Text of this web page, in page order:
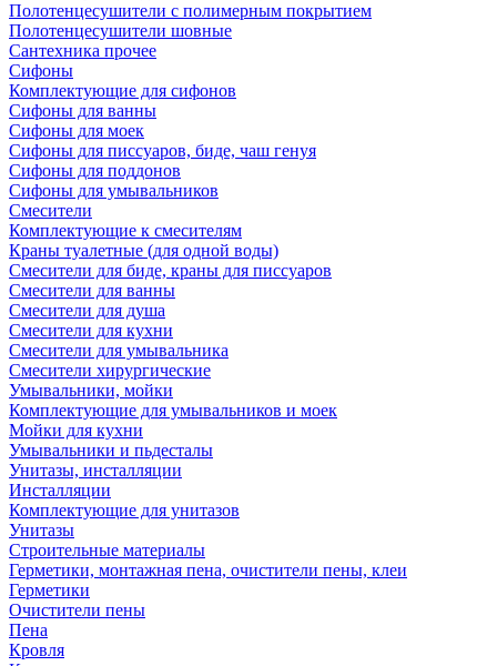
Полотенцесушители с полимерным покрытием
Полотенцесушители шовные
Сантехника прочее
Сифоны
Комплектующие для сифонов
Сифоны для ванны
Сифоны для моек
Сифоны для писсуаров, биде, чаш генуя
Сифоны для поддонов
Сифоны для умывальников
Смесители
Комплектующие к смесителям
Краны туалетные (для одной воды)
Смесители для биде, краны для писсуаров
Смесители для ванны
Смесители для душа
Смесители для кухни
Смесители для умывальника
Смесители хирургические
Умывальники, мойки
Комплектующие для умывальников и моек
Мойки для кухни
Умывальники и пьдесталы
Унитазы, инсталляции
Инсталляции
Комплектующие для унитазов
Унитазы
Строительные материалы
Герметики, монтажная пена, очистители пены, клеи
Герметики
Очистители пены
Пена
Кровля